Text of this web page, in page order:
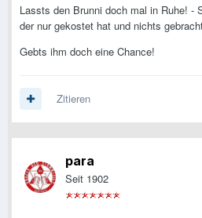
Lassts den Brunni doch mal in Ruhe! -
der nur gekostet hat und nichts
Gebts ihm doch eine Chance!
Zitieren
para
Seit 1902